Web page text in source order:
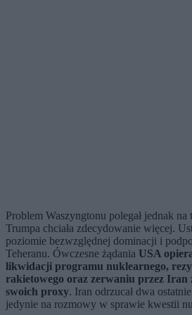
Problem Waszyngtonu polegał jednak
Trumpa chciała zdecydowanie więcej.
poziomie bezwzględnej dominacji i
Teheranu. Ówczesne żądania USA
likwidacji programu nuklearnego,
rakietowego oraz zerwaniu przez
swoich proxy. Iran odrzucał dwa
jedynie na rozmowy w sprawie kwestii